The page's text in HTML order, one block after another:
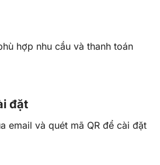
hợp nhu cầu và thanh toán
đặt
email và quét mã QR để cài đặt